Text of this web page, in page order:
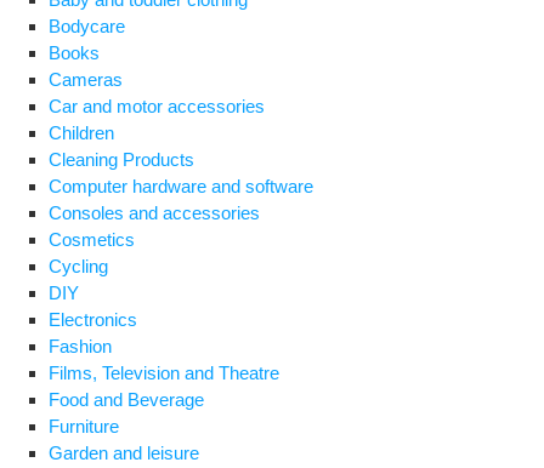
Bodycare
Books
Cameras
Car and motor accessories
Children
Cleaning Products
Computer hardware and software
Consoles and accessories
Cosmetics
Cycling
DIY
Electronics
Fashion
Films, Television and Theatre
Food and Beverage
Furniture
Garden and leisure